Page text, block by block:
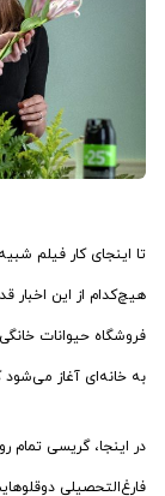
تا اینجای کار فیلم
فروشگاه حیوانات
به خانه‌ای آغاز می‌شود
در اینجا، گریسی تمام
فارغ‌التحصیلی